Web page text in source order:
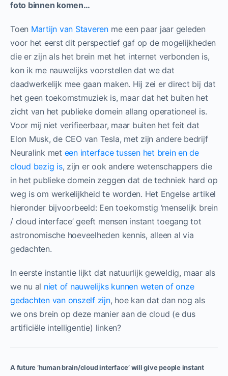
foto binnen komen…
Toen Martijn van Staveren me een paar jaar geleden
voor het eerst dit perspectief gaf op de mogelijkheden
die er zijn als het brein met het internet verbonden is,
kon ik me nauwelijks voorstellen dat we dat
daadwerkelijk mee gaan maken. Hij zei er direct bij dat
het geen toekomstmuziek is, maar dat het buiten het
zicht van het publieke domein allang operationeel is.
Voor mij niet verifieerbaar, maar buiten het feit dat
Elon Musk, de CEO van Tesla, met zijn andere bedrijf
Neuralink met een interface tussen het brein en de
cloud bezig is, zijn er ook andere wetenschappers die
in het publieke domein zeggen dat de techniek hard op
weg is om werkelijkheid te worden. Het Engelse artikel
hieronder bijvoorbeeld: Een toekomstig ‘menselijk brein
/ cloud interface’ geeft mensen instant toegang tot
astronomische hoeveelheden kennis, alleen al via
gedachten.
In eerste instantie lijkt dat natuurlijk geweldig, maar als
we nu al niet of nauwelijks kunnen weten of onze
gedachten van onszelf zijn, hoe kan dat dan nog als
we ons brein op deze manier aan de cloud (e dus
artificiële intelligentie) linken?
A future ‘human brain/cloud interface’ will give people instant